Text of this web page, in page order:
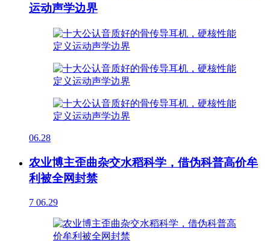
运动声学边界
06.28
农业博主歪曲杂交水稻科学，借伪科普高价牟
利被全网封禁
7 06.29